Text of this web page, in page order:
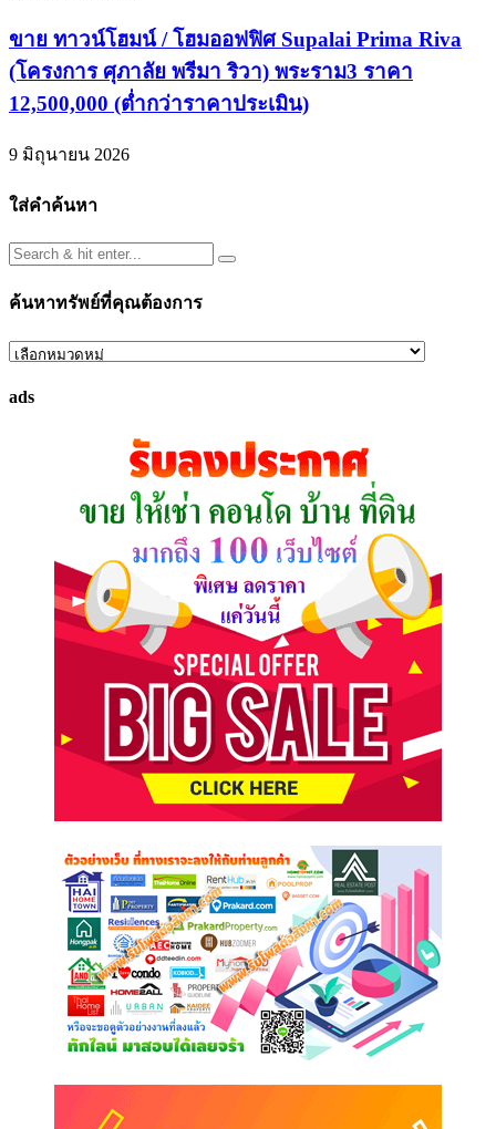
ขาย ทาวน์โฮมน์ / โฮมออฟฟิศ Supalai Prima Riva
(โครงการ ศุภาลัย พรีมา ริวา) พระราม3 ราคา
12,500,000 (ต่ำกว่าราคาประเมิน)
9 มิถุนายน 2026
ใส่คำค้นหา
ค้นหาทรัพย์ที่คุณต้องการ
ค้นหา
ที่
ads